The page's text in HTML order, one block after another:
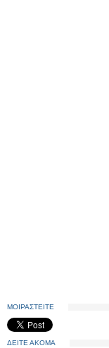
ΜΟΙΡΑΣΤΕΙΤΕ
ΔΕΙΤΕ ΑΚΟΜΑ